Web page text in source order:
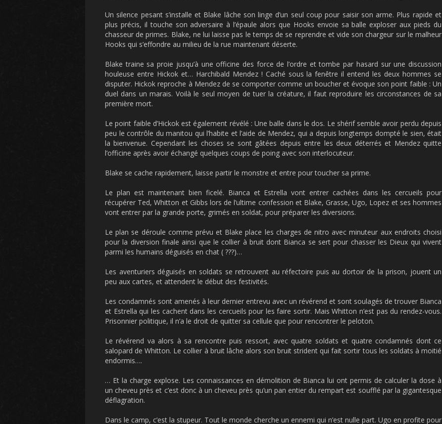
Un silence pesant s’installe et Blake lâche son linge d’un seul coup pour saisir son arme. Plus rapide et
plus précis, il touche son adversaire à l’épaule alors que Hooks envoie sa balle exploser aux pieds du
chasseur de primes. Blake, ne lui laisse pas le temps de se reprendre et vide son chargeur sur le malheur
Hooks qui s’effondre au milieu de la rue maintenant déserte.
Blake traine sa proie jusqu’à une officine des force de l’ordre et tombe par hasard sur une discussion
houleuse entre Hickok et… Harchibald Mendez ! Caché sous la fenêtre il entend les deux hommes se
disputer. Hickok reproche à Mendez de se comporter comme un boucher et évoque son point faible : Un
duel dans un marais. Voilà le seul moyen de tuer la créature, il faut reproduire les circonstances de sa
première mort.
Le point faible d’Hickok est également révélé : Une balle dans le dos. Le shérif semble avoir perdu depuis
peu le contrôle du manitou qui l’habite et l’aide de Mendez, qui a depuis longtemps dompté le sien, était
la bienvenue. Cependant les choses se sont gâtées depuis entre les deux déterrés et Mendez quitte
l’officine après avoir échangé quelques coups de poing avec son interlocuteur.
Blake se cache rapidement, laisse partir le monstre et entre pour toucher sa prime.
Le plan est maintenant bien ficelé. Bianca et Estrella vont entrer cachées dans les cercueils pour
récupérer Ted, Whitton et Gibbs lors de l’ultime confession et Blake, Grasse, Ugo, Lopez et ses hommes
vont entrer par la grande porte, grimés en soldat, pour préparer les diversions.
Le plan se déroule comme prévu et Blake place les charges de nitro avec minuteur aux endroits choisi
pour la diversion finale ainsi que le collier à bruit dont Bianca se sert pour chasser les Dieux qui vivent
parmi les humains déguisés en chat ( ???)…
Les aventuriers déguisés en soldats se retrouvent au réfectoire puis au dortoir de la prison, jouent un
peu aux cartes, et attendent le début des festivités.
Les condamnés sont amenés à leur dernier entrevu avec un révérend et sont soulagés de trouver Bianca
et Estrella qui les cachent dans les cercueils pour les faire sortir. Mais Whitton n’est pas du rendez-vous.
Prisonnier politique, il n’a le droit de quitter sa cellule que pour rencontrer le peloton.
Le révérend va alors à sa rencontre puis ressort, avec quatre soldats et quatre condamnés dont ce
salopard de Whitton. Le collier à bruit lâche alors son bruit strident qui fait sortir tous les soldats à moitié
endormis….
… Et la charge explose. Les connaissances en démolition de Bianca lui ont permis de calculer la dose à
un cheveu près et c’est donc à un cheveu près qu’un pan entier du rempart est soufflé par la gigantesque
déflagration.
Dans le camp, c’est la stupeur. Tout le monde cherche un ennemi qui n’est nulle part. Ugo en profite pour